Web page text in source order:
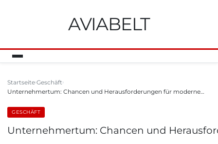
AVIABELT
Startseite Geschäft
Unternehmertum: Chancen und Herausforderungen für moderne…
GESCHÄFT
Unternehmertum: Chancen und